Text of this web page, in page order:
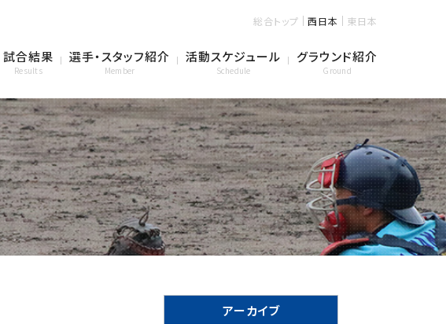
総合トップ 西日本 東日本
試合結果
Results
選手・スタッフ紹介
Member
活動スケジュール
Schedule
グラウンド紹介
Ground
アーカイブ